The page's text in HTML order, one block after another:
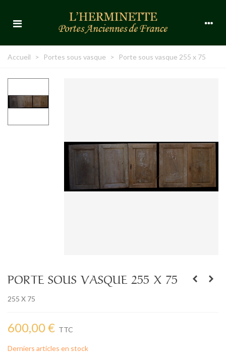
Accueil > Portes sous vasque > Porte sous vasque 255 x 75
PORTE SOUS VASQUE 255 X 75
255 X 75
600,00 € TTC
Derniers articles en stock